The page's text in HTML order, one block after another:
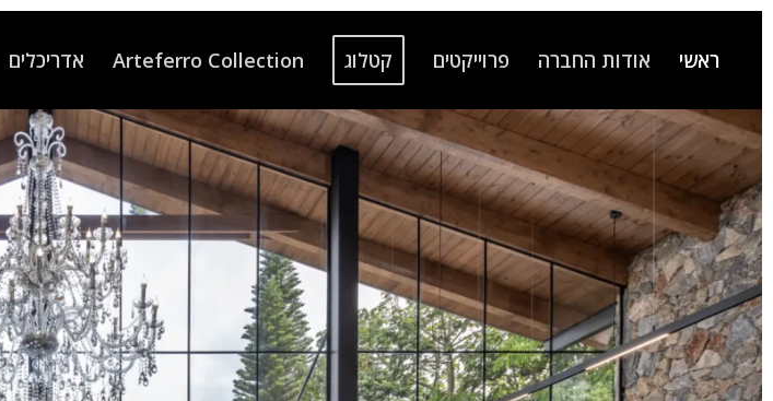
ראשי אודות החברה פרוייקטים קטלוג Arteferro Collection אדריכלים